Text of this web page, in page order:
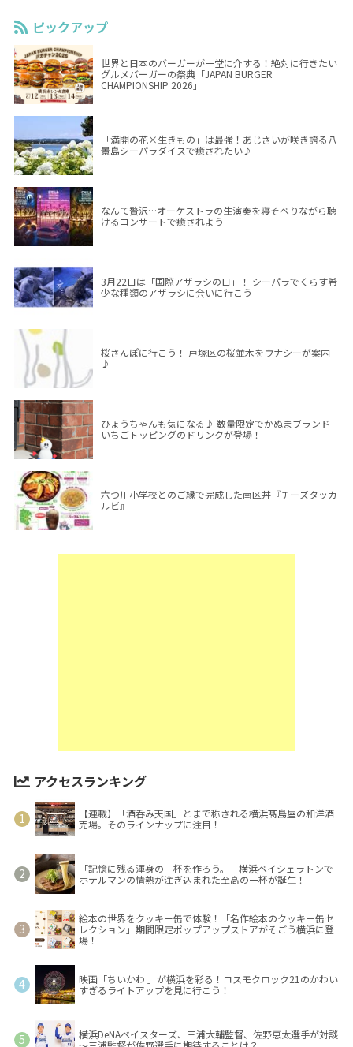
ピックアップ
世界と日本のバーガーが一堂に介する！絶対に行きたい
グルメバーガーの祭典「JAPAN BURGER
CHAMPIONSHIP 2026」
「満開の花×生きもの」は最強！あじさいが咲き誇る八
景島シーパラダイスで癒されたい♪
なんて贅沢…オーケストラの生演奏を寝そべりながら聴
けるコンサートで癒されよう
3月22日は「国際アザラシの日」！ シーパラでくらす希
少な種類のアザラシに会いに行こう
桜さんぽに行こう！ 戸塚区の桜並木をウナシーが案内
♪
ひょうちゃんも気になる♪ 数量限定でかぬまブランド
いちごトッピングのドリンクが登場！
六つ川小学校とのご縁で完成した南区丼『チーズタッカ
ルビ』
アクセスランキング
【連載】「酒呑み天国」とまで称される横浜髙島屋の和洋酒
売場。そのラインナップに注目！
「記憶に残る渾身の一杯を作ろう。」横浜ベイシェラトンで
ホテルマンの情熱が注ぎ込まれた至高の一杯が誕生！
絵本の世界をクッキー缶で体験！「名作絵本のクッキー缶セ
レクション」期間限定ポップアップストアがそごう横浜に登
場！
映画「ちいかわ 」が横浜を彩る！コスモクロック21のかわい
すぎるライトアップを見に行こう！
横浜DeNAベイスターズ、三浦大輔監督、佐野恵太選手が対談